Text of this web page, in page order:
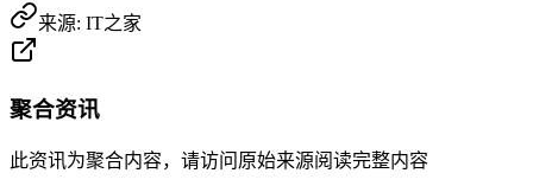
来源: IT之家
聚合资讯
此资讯为聚合内容，请访问原始来源阅读完整内容